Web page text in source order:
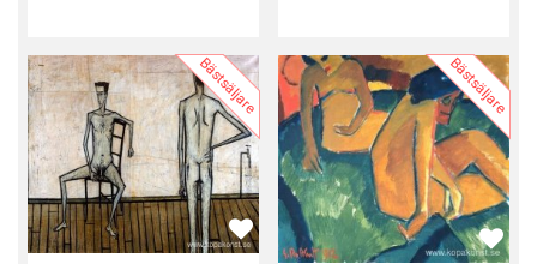
Bästsäljare Bästsäljare